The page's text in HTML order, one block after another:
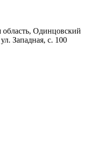
Одинцовский
Западная, с. 100